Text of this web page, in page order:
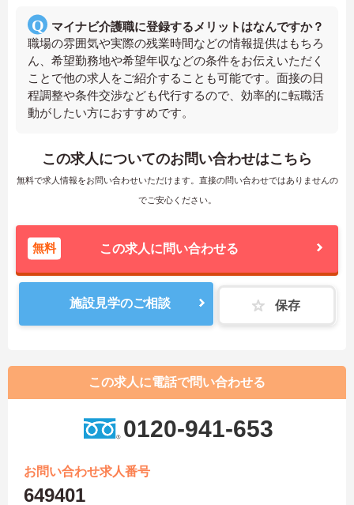
マイナビ介護職に登録するメリットはなんですか？
職場の雰囲気や実際の残業時間などの情報提供はもちろ
ん、希望勤務地や希望年収などの条件をお伝えいただく
ことで他の求人をご紹介することも可能です。面接の日
程調整や条件交渉なども代行するので、効率的に転職活
動がしたい方におすすめです。
この求人についてのお問い合わせはこちら
無料で求人情報をお問い合わせいただけます。直接の問い合わせではありませんの
でご安心ください。
無料 この求人に問い合わせる
施設見学のご相談 保存
この求人に電話で問い合わせる
0120-941-653
お問い合わせ求人番号
649401